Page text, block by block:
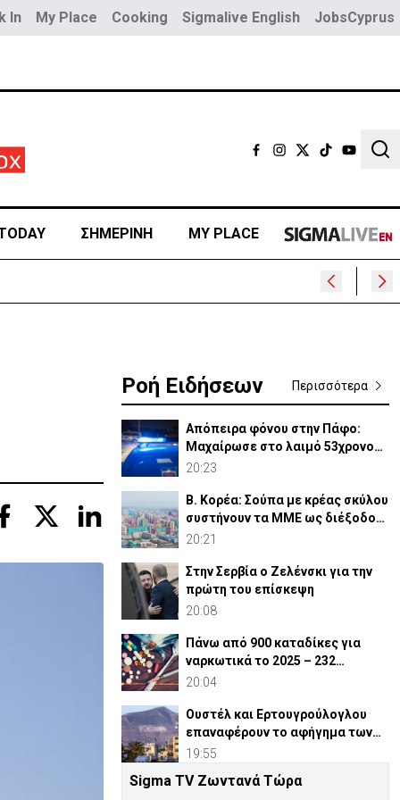
In My Place Cooking Sigmalive English JobsCyprus
ΣΗΜΕΡΙΝΗ MY PLACE
Ροή Ειδήσεων Περισσότερα
Απόπειρα φόνου στην Πάφο:
Μαχαίρωσε στο λαιμό 53χρονο
και τραυμάτισε 27χρονο
20:23
Β. Κορέα: Σούπα με κρέας σκύλου
συστήνουν τα MME ως διέξοδο
στον καύσωνα
20:21
Στην Σερβία ο Ζελένσκι για την
πρώτη του επίσκεψη
20:08
Πάνω από 900 καταδίκες για
ναρκωτικά το 2025 – 232
ναρκέμποροι στη φυλακή
20:04
Ουστέλ και Ερτουγρούλογλου
επαναφέρουν το αφήγημα των
Κοκκίνων
19:55
Υπό «κράτηση» για άλλες 7 μέρες
Sigma TV Ζωντανά Τώρα